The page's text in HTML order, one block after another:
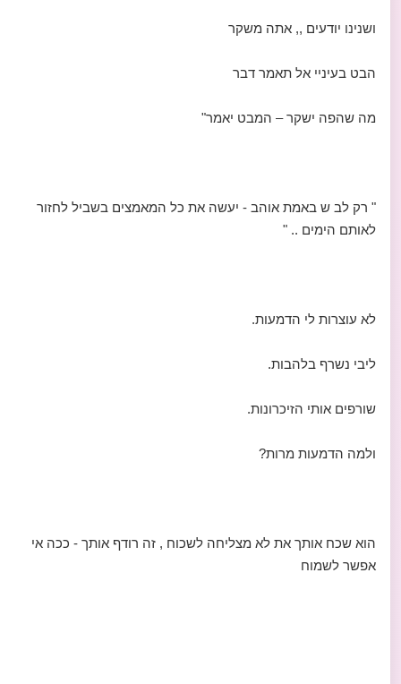
ושנינו יודעים ,, אתה משקר
הבט בעיניי אל תאמר דבר
מה שהפה ישקר – המבט יאמר"
" רק לב ש באמת אוהב - יעשה את כל המאמצים בשביל לחזור
לאותם הימים .. "
לא עוצרות לי הדמעות.
ליבי נשרף בלהבות.
שורפים אותי הזיכרונות.
ולמה הדמעות מרות?
הוא שכח אותך את לא מצליחה לשכוח , זה רודף אותך - ככה אי
אפשר לשמוח